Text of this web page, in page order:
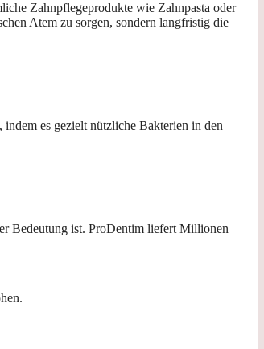
Zahnpflegeprodukte wie Zahnpasta oder
Atem zu sorgen, sondern langfristig die
es gezielt nützliche Bakterien in den
Bedeutung ist. ProDentim liefert Millionen